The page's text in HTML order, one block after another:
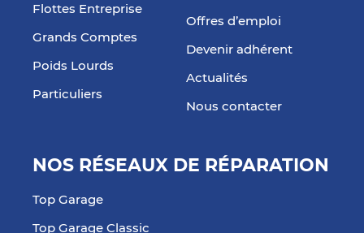
Flottes Entreprise
Grands Comptes
Poids Lourds
Particuliers
Offres d’emploi
Devenir adhérent
Actualités
Nous contacter
NOS RÉSEAUX DE RÉPARATION
Top Garage
Top Garage Classic